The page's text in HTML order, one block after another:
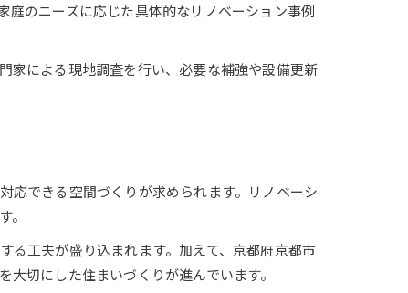
庭のニーズに応じた具体的なリノベーション事例
家による現地調査を行い、必要な補強や設備更新
応できる空間づくりが求められます。リノベーシ
。
る工夫が盛り込まれます。加えて、京都府京都市
切にした住まいづくりが進んでいます。